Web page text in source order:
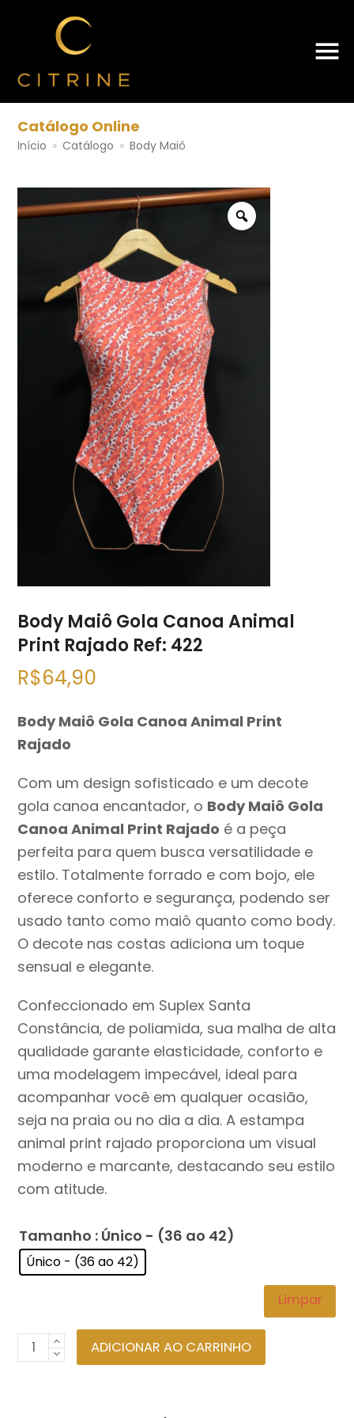
Catálogo Online
Início » Catálogo » Body Maiô
Body Maiô Gola Canoa Animal
Print Rajado Ref: 422
R$64,90
Body Maiô Gola Canoa Animal Print
Rajado
Com um design sofisticado e um decote
gola canoa encantador, o Body Maiô Gola
Canoa Animal Print Rajado é a peça
perfeita para quem busca versatilidade e
estilo. Totalmente forrado e com bojo, ele
oferece conforto e segurança, podendo ser
usado tanto como maiô quanto como body.
O decote nas costas adiciona um toque
sensual e elegante.
Confeccionado em Suplex Santa
Constância, de poliamida, sua malha de alta
qualidade garante elasticidade, conforto e
uma modelagem impecável, ideal para
acompanhar você em qualquer ocasião,
seja na praia ou no dia a dia. A estampa
animal print rajado proporciona um visual
moderno e marcante, destacando seu estilo
com atitude.
Tamanho : Único - (36 ao 42)
Único - (36 ao 42)
Limpar
Body
Maiô
ADICIONAR AO CARRINHO